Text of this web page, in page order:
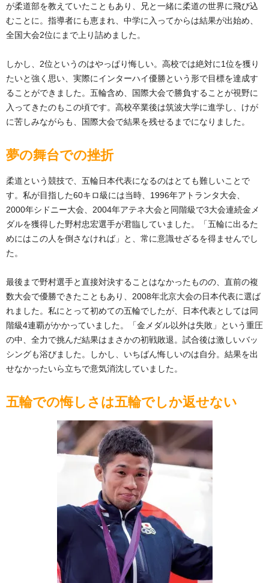
が柔道部を教えていたこともあり、兄と一緒に柔道の世界に飛び込
むことに。指導者にも恵まれ、中学に入ってからは結果が出始め、
全国大会2位にまで上り詰めました。
しかし、2位というのはやっぱり悔しい。高校では絶対に1位を獲り
たいと強く思い、実際にインターハイ優勝という形で目標を達成す
ることができました。五輪含め、国際大会で勝負することが視野に
入ってきたのもこの頃です。高校卒業後は筑波大学に進学し、けが
に苦しみながらも、国際大会で結果を残せるまでになりました。
夢の舞台での挫折
柔道という競技で、五輪日本代表になるのはとても難しいことで
す。私が目指した60キロ級には当時、1996年アトランタ大会、
2000年シドニー大会、2004年アテネ大会と同階級で3大会連続金メ
ダルを獲得した野村忠宏選手が君臨していました。「五輪に出るた
めにはこの人を倒さなければ」と、常に意識せざるを得ませんでし
た。
最後まで野村選手と直接対決することはなかったものの、直前の複
数大会で優勝できたこともあり、2008年北京大会の日本代表に選ば
れました。私にとって初めての五輪でしたが、日本代表としては同
階級4連覇がかかっていました。「金メダル以外は失敗」という重圧
の中、全力で挑んだ結果はまさかの初戦敗退。試合後は激しいバッ
シングも浴びました。しかし、いちばん悔しいのは自分。結果を出
せなかったいら立ちで意気消沈していました。
五輪での悔しさは五輪でしか返せない